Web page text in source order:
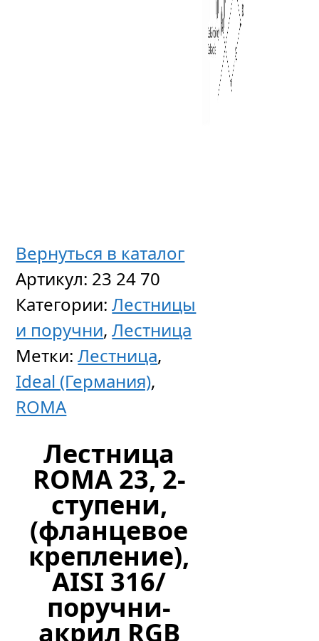
Вернуться в каталог
Артикул: 23 24 70
Категории:Лестницы
и поручни,Лестница
Метки:Лестница,
Ideal (Германия),
ROMA
Лестница
ROMA 23, 2-
ступени,
(фланцевое
крепление),
AISI 316/
поручни-
акрил RGB